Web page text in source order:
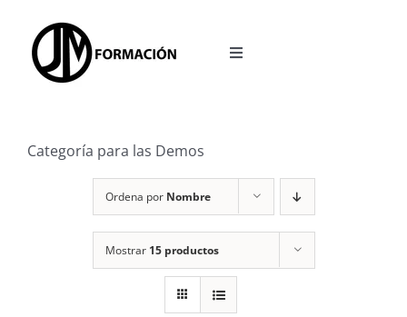
contenido
Toggle
OPOSICIONES
ACCESO A LA PLATAFORMA
Categoría para las Demos
Ordena por Nombre
Mostrar 15 productos